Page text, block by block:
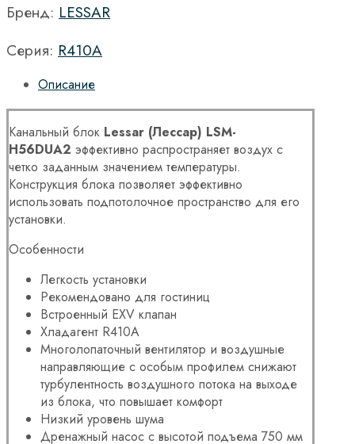
Бренд: LESSAR
Серия: R410A
Описание
Канальный блок Lessar (Лессар) LSM-
H56DUA2 эффективно распространяет воздух с
четко заданным значением температуры.
Конструкция блока позволяет эффективно
использовать подпотолочное пространство для его
установки.
Особенности
Легкость установки
Рекомендовано для гостиниц
Встроенный EXV клапан
Хладагент R410A
Многолопаточный вентилятор и воздушные
направляющие с особым профилем снижают
турбулентность воздушного потока на выходе
из блока, что повышает комфорт
Низкий уровень шума
Дренажный насос с высотой подъема 750 мм